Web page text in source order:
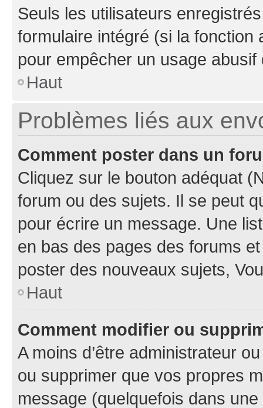
Seuls les utilisateurs
formulaire intégré (si la fonction
pour empêcher un usage
Haut
Problèmes liés aux
Comment poster dans un
Cliquez sur le bouton adéquat
forum ou des sujets. Il se peut
pour écrire un message. Une
en bas des pages des forums
poster des nouveaux sujets,
Haut
Comment modifier ou
A moins d’être administrateur
ou supprimer que vos propres
message (quelquefois dans